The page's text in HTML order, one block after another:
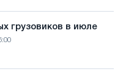
грузовиков в июле